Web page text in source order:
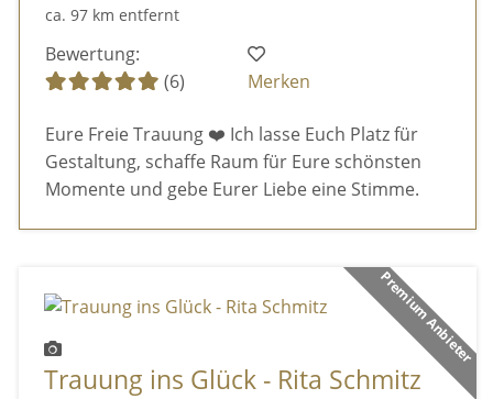
ca. 97 km entfernt
Bewertung:
(6)
Merken
Eure Freie Trauung ❤️ Ich lasse Euch Platz für
Gestaltung, schaffe Raum für Eure schönsten
Momente und gebe Eurer Liebe eine Stimme.
Premium Anbieter
Trauung ins Glück - Rita Schmitz